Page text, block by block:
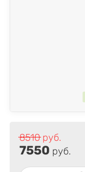
8510руб.
7550 руб.